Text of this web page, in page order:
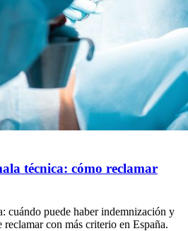
técnica: cómo reclamar
cuándo puede haber indemnización y
reclamar con más criterio en España.